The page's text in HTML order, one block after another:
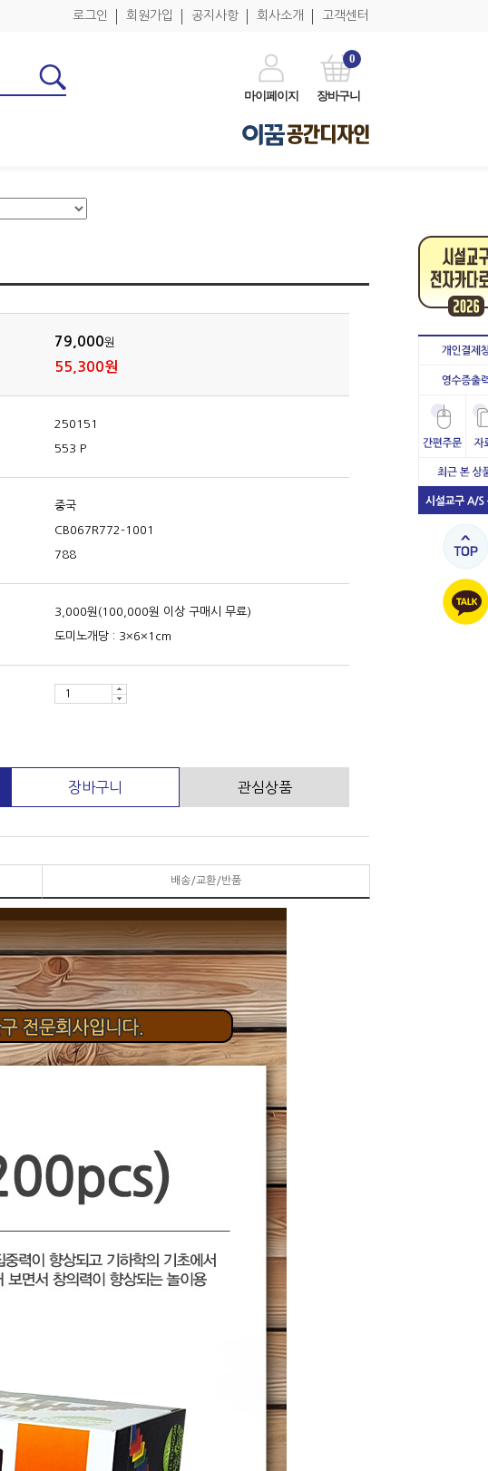
로그인 회원가입 공지사항 회사소개 고객센터
마이페이지
0
장바구니
79,000원
55,300원
250151
553 P
중국
CB067R772-1001
788
3,000원(100,000원 이상 구매시 무료)
도미노개당 : 3×6×1cm
장바구니 관심상품
배송/교환/반품